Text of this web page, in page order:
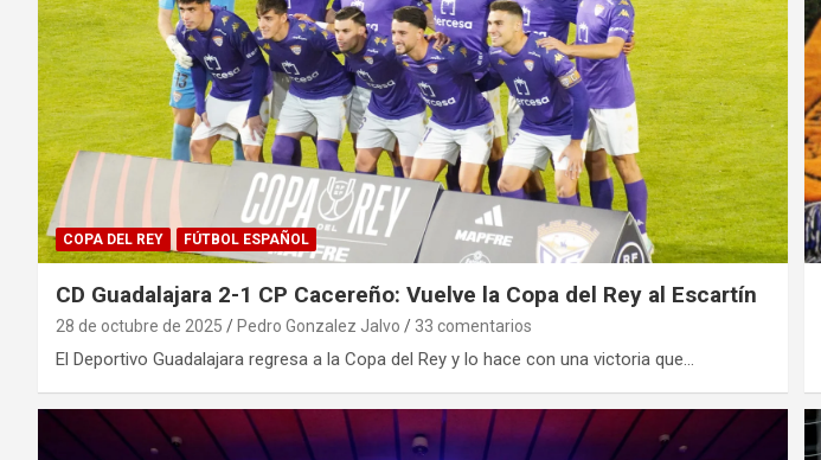
COPA DEL REY FÚTBOL ESPAÑOL
CD Guadalajara 2-1 CP Cacereño: Vuelve la Copa del Rey al Escartín
28 de octubre de 2025 Pedro Gonzalez Jalvo 33 comentarios
El Deportivo Guadalajara regresa a la Copa del Rey y lo hace con una victoria que…